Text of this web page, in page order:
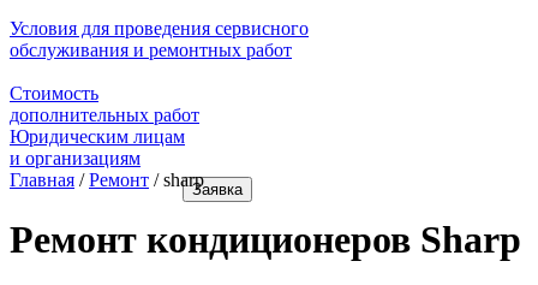
Условия для проведения сервисного
обслуживания и ремонтных работ
Стоимость
дополнительных работ
Юридическим лицам
и организациям
Главная /Ремонт /sharp
Ремонт кондиционеров Sharp
Заявка